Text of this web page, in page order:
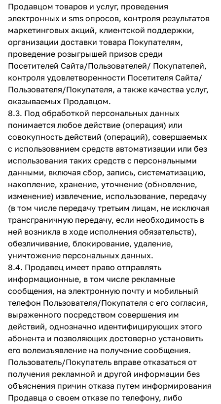
Продавцом товаров и услуг, проведения
электронных и sms опросов, контроля результатов
маркетинговых акций, клиентской поддержки,
организации доставки товара Покупателям,
проведение розыгрышей призов среди
Посетителей Сайта/Пользователей/ Покупателей,
контроля удовлетворенности Посетителя Сайта/
Пользователя/Покупателя, а также качества услуг,
оказываемых Продавцом.
8.3. Под обработкой персональных данных
понимается любое действие (операция) или
совокупность действий (операций), совершаемых
с использованием средств автоматизации или без
использования таких средств с персональными
данными, включая сбор, запись, систематизацию,
накопление, хранение, уточнение (обновление,
изменение) извлечение, использование, передачу
(в том числе передачу третьим лицам, не исключая
трансграничную передачу, если необходимость в
ней возникла в ходе исполнения обязательств),
обезличивание, блокирование, удаление,
уничтожение персональных данных.
8.4. Продавец имеет право отправлять
информационные, в том числе рекламные
сообщения, на электронную почту и мобильный
телефон Пользователя/Покупателя с его согласия,
выраженного посредством совершения им
действий, однозначно идентифицирующих этого
абонента и позволяющих достоверно установить
его волеизъявление на получение сообщения.
Пользователь/Покупатель вправе отказаться от
получения рекламной и другой информации без
объяснения причин отказа путем информирования
Продавца о своем отказе по телефону, либо